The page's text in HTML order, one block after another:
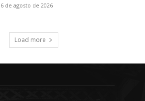
6 de agosto de 2026
Load more